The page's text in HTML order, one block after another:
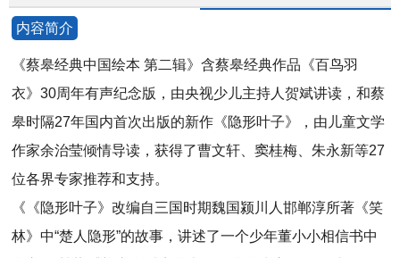
内容简介
《蔡皋经典中国绘本 第二辑》含蔡皋经典作品《百鸟羽
衣》30周年有声纪念版，由央视少儿主持人贺斌讲读，和蔡
皋时隔27年国内首次出版的新作《隐形叶子》，由儿童文学
作家余治莹倾情导读，获得了曹文轩、窦桂梅、朱永新等27
位各界专家推荐和支持。
《《隐形叶子》改编自三国时期魏国颍川人邯郸淳所著《笑
林》中“楚人隐形”的故事，讲述了一个少年董小小相信书中